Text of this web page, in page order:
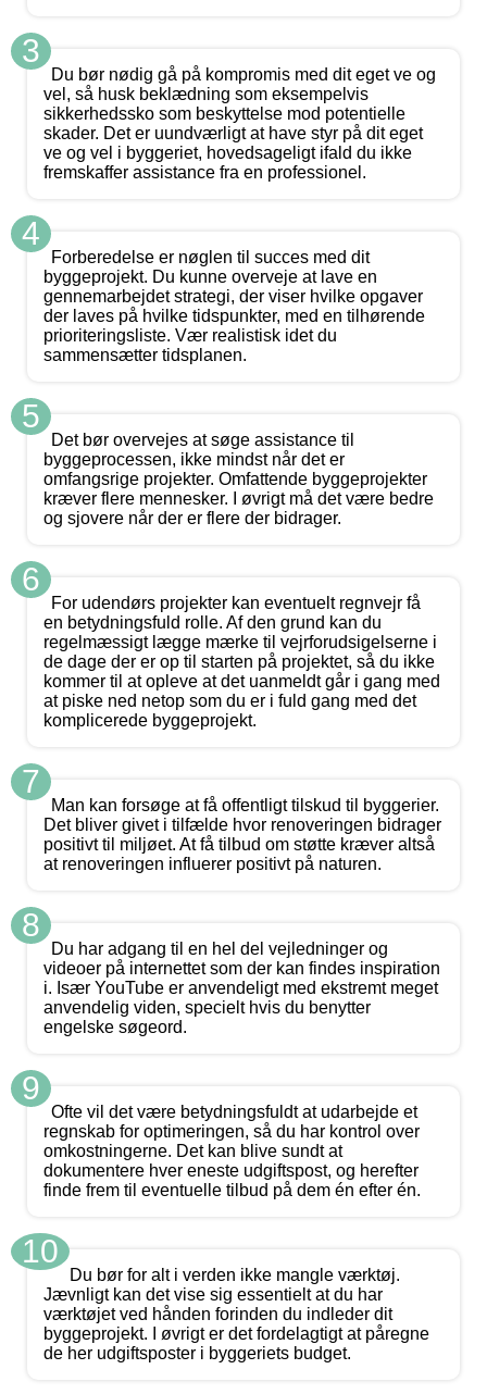
3
Du bør nødig gå på kompromis med dit eget ve og
vel, så husk beklædning som eksempelvis
sikkerhedssko som beskyttelse mod potentielle
skader. Det er uundværligt at have styr på dit eget
ve og vel i byggeriet, hovedsageligt ifald du ikke
fremskaffer assistance fra en professionel.
4
Forberedelse er nøglen til succes med dit
byggeprojekt. Du kunne overveje at lave en
gennemarbejdet strategi, der viser hvilke opgaver
der laves på hvilke tidspunkter, med en tilhørende
prioriteringsliste. Vær realistisk idet du
sammensætter tidsplanen.
5
Det bør overvejes at søge assistance til
byggeprocessen, ikke mindst når det er
omfangsrige projekter. Omfattende byggeprojekter
kræver flere mennesker. I øvrigt må det være bedre
og sjovere når der er flere der bidrager.
6
For udendørs projekter kan eventuelt regnvejr få
en betydningsfuld rolle. Af den grund kan du
regelmæssigt lægge mærke til vejrforudsigelserne i
de dage der er op til starten på projektet, så du ikke
kommer til at opleve at det uanmeldt går i gang med
at piske ned netop som du er i fuld gang med det
komplicerede byggeprojekt.
7
Man kan forsøge at få offentligt tilskud til byggerier.
Det bliver givet i tilfælde hvor renoveringen bidrager
positivt til miljøet. At få tilbud om støtte kræver altså
at renoveringen influerer positivt på naturen.
8
Du har adgang til en hel del vejledninger og
videoer på internettet som der kan findes inspiration
i. Især YouTube er anvendeligt med ekstremt meget
anvendelig viden, specielt hvis du benytter
engelske søgeord.
9
Ofte vil det være betydningsfuldt at udarbejde et
regnskab for optimeringen, så du har kontrol over
omkostningerne. Det kan blive sundt at
dokumentere hver eneste udgiftspost, og herefter
finde frem til eventuelle tilbud på dem én efter én.
10
Du bør for alt i verden ikke mangle værktøj.
Jævnligt kan det vise sig essentielt at du har
værktøjet ved hånden forinden du indleder dit
byggeprojekt. I øvrigt er det fordelagtigt at påregne
de her udgiftsposter i byggeriets budget.